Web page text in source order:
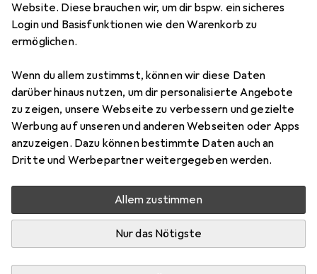
Website. Diese brauchen wir, um dir bspw. ein sicheres
Login und Basisfunktionen wie den Warenkorb zu
ermöglichen.
Wenn du allem zustimmst, können wir diese Daten
darüber hinaus nutzen, um dir personalisierte Angebote
zu zeigen, unsere Webseite zu verbessern und gezielte
Werbung auf unseren und anderen Webseiten oder Apps
anzuzeigen. Dazu können bestimmte Daten auch an
Dritte und Werbepartner weitergegeben werden.
Allem zustimmen
Nur das Nötigste
Victorinox Chefmesser
Preis in EUR inkl. MwSt.
EUR
60,36
22
Bewertungen Marke
Mehr von Victorinox
Zwischen Mo, 10.8. und Di, 11.8. geliefert
Nur 1 Stück an Lager beim Lieferanten
Lieferort angeben für genaue Lieferzeit
In den Warenkorb